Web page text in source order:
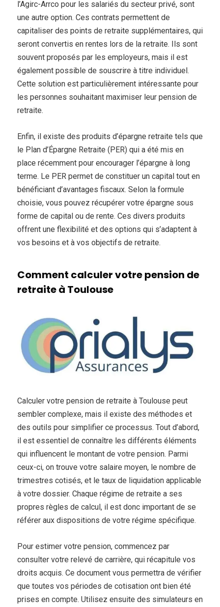
l’Agirc-Arrco pour les salariés du secteur privé, sont
une autre option. Ces contrats permettent de
capitaliser des points de retraite supplémentaires, qui
seront convertis en rentes lors de la retraite. Ils sont
souvent proposés par les employeurs, mais il est
également possible de souscrire à titre individuel.
Cette solution est particulièrement intéressante pour
les personnes souhaitant maximiser leur pension de
retraite.
Enfin, il existe des produits d’épargne retraite tels que
le Plan d’Épargne Retraite (PER) qui a été mis en
place récemment pour encourager l’épargne à long
terme. Le PER permet de constituer un capital tout en
bénéficiant d’avantages fiscaux. Selon la formule
choisie, vous pouvez récupérer votre épargne sous
forme de capital ou de rente. Ces divers produits
offrent une flexibilité et des options qui s’adaptent à
vos besoins et à vos objectifs de retraite.
Comment calculer votre pension de
retraite à Toulouse
Calculer votre pension de retraite à Toulouse peut
sembler complexe, mais il existe des méthodes et
des outils pour simplifier ce processus. Tout d’abord,
il est essentiel de connaître les différents éléments
qui influencent le montant de votre pension. Parmi
ceux-ci, on trouve votre salaire moyen, le nombre de
trimestres cotisés, et le taux de liquidation applicable
à votre dossier. Chaque régime de retraite a ses
propres règles de calcul, il est donc important de se
référer aux dispositions de votre régime spécifique.
Pour estimer votre pension, commencez par
consulter votre relevé de carrière, qui récapitule vos
droits acquis. Ce document vous permettra de vérifier
que toutes vos périodes de cotisation ont bien été
prises en compte. Utilisez ensuite des simulateurs en